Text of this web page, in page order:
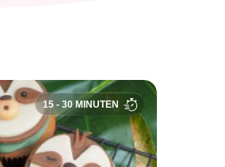
15 - 30 MINUTEN